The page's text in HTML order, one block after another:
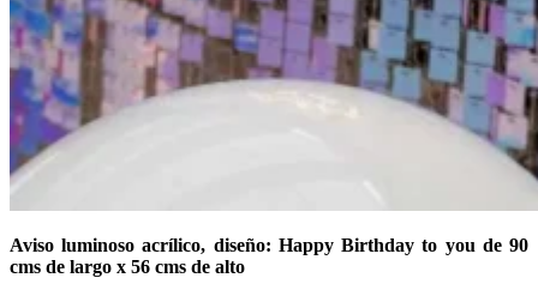
Aviso luminoso acrílico, diseño: Happy Birthday to you de 90
cms de largo x 56 cms de alto